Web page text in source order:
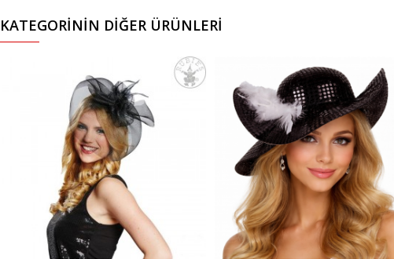
KATEGORININ DIĞER ÜRÜNLERI